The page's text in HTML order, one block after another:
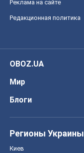
Реклама на сайте
Редакционная политика
OBOZ.UA
Мир
Блоги
Регионы Украины
Киев